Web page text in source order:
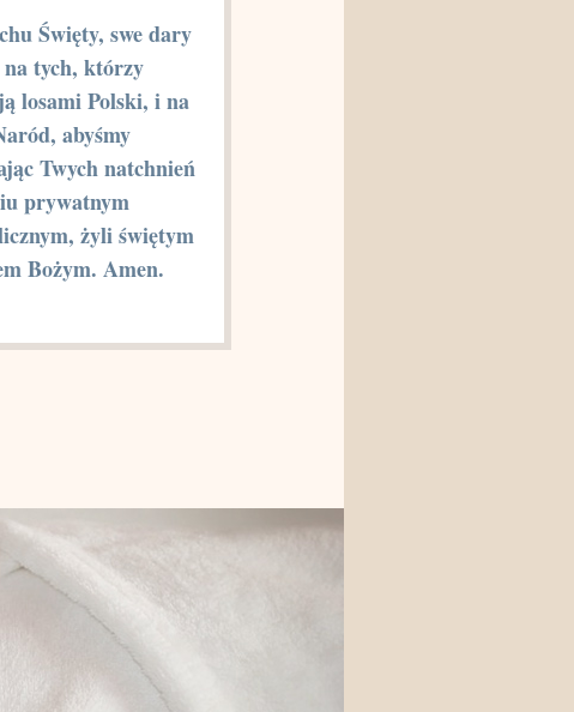
Święty, swe dary
na tych, którzy
losami Polski, i na
abyśmy
Twych natchnień
prywatnym
żyli świętym
Bożym. Amen.